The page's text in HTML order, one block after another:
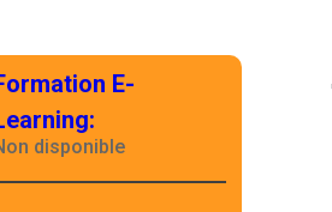
E-
:
disponible